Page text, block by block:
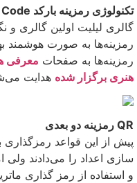
تکنولوژی رمزینه بارکد QR Code در گالری و نمایشگاه
گالری لیلیت اولین گالری و
رمزینه‌ها به صورت هوشمند
رمزینه‌ها به صفحات معرفی
هنری برگزار شده هدایت
QR رمزینه دو بعدی
پیش از این قواعد رمزگذاری
سازی اعداد را می‌دادند
و استفاده از رمز گذاری